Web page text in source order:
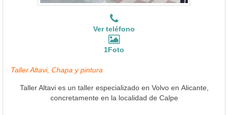
Ver teléfono
1Foto
Taller Altavi, Chapa y pintura
Taller Altavi es un taller especializado en Volvo en Alicante,
concretamente en la localidad de Calpe